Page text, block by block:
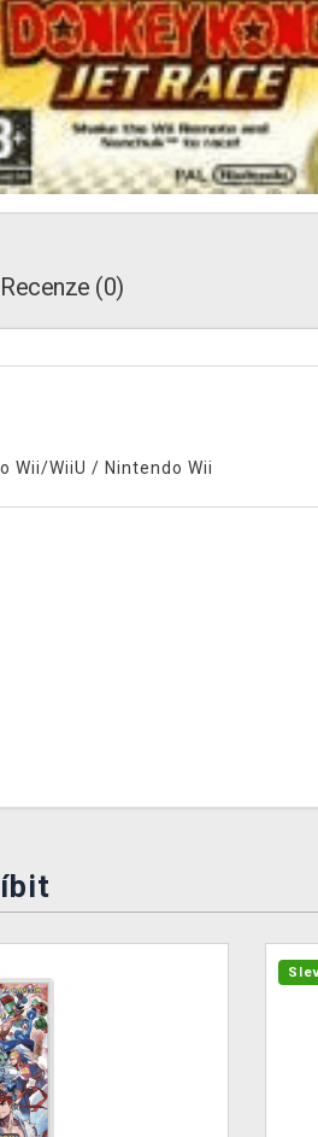
Recenze (0)
Wii/WiiU / Nintendo Wii